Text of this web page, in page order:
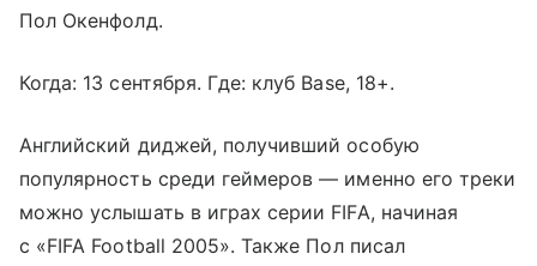
Пол Окенфолд.
Когда: 13 сентября. Где: клуб Base, 18+.
Английский диджей, получивший особую
популярность среди геймеров — именно его треки
можно услышать в играх серии FIFA, начиная
с «FIFA Football 2005». Также Пол писал